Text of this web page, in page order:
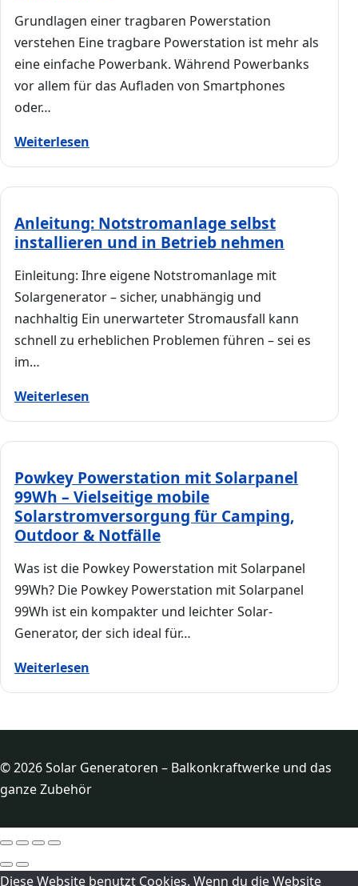
Grundlagen einer tragbaren Powerstation
verstehen Eine tragbare Powerstation ist mehr als
eine einfache Powerbank. Während Powerbanks
vor allem für das Aufladen von Smartphones
oder…
Weiterlesen
Anleitung: Notstromanlage selbst
installieren und in Betrieb nehmen
Einleitung: Ihre eigene Notstromanlage mit
Solargenerator – sicher, unabhängig und
nachhaltig Ein unerwarteter Stromausfall kann
schnell zu erheblichen Problemen führen – sei es
im…
Weiterlesen
Powkey Powerstation mit Solarpanel
99Wh – Vielseitige mobile
Solarstromversorgung für Camping,
Outdoor & Notfälle
Was ist die Powkey Powerstation mit Solarpanel
99Wh? Die Powkey Powerstation mit Solarpanel
99Wh ist ein kompakter und leichter Solar-
Generator, der sich ideal für…
Weiterlesen
© 2026 Solar Generatoren – Balkonkraftwerke und das
ganze Zubehör
Diese Website benutzt Cookies. Wenn du die Website